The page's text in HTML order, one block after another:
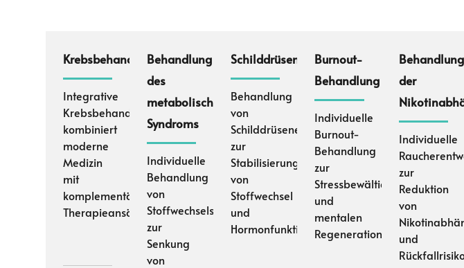
Krebsbehandlungsspektrum
Integrative
Krebsbehandlung
kombiniert
moderne
Medizin
mit
komplementären
Therapieansätzen
Behandlung
des
metabolischen
Syndroms
Individuelle
Behandlung
von
Stoffwechselstörungen
zur
Senkung
von
Schilddrüsenbehandlung
Behandlung
von
Schilddrüsenerkrankungen
zur
Stabilisierung
von
Stoffwechsel
und
Hormonfunktion
Burnout-
Behandlung
Individuelle
Burnout-
Behandlung
zur
Stressbewältigung
und
mentalen
Regeneration
Behandlung
der
Individuelle
zur
Reduktion
von
und